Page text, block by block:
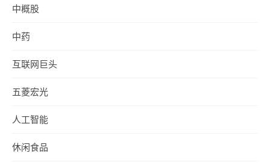
中概股
中药
互联网巨头
五菱宏光
人工智能
休闲食品